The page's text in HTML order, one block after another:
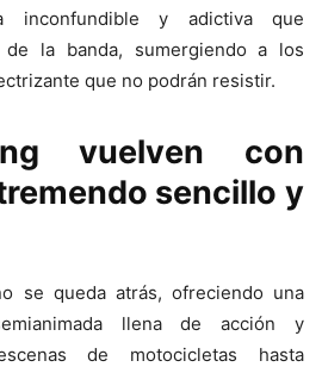
inconfundible y adictiva que
de la banda, sumergiendo a los
que no podrán resistir.
vuelven con
sencillo y
se queda atrás, ofreciendo una
llena de acción y
de motocicletas hasta